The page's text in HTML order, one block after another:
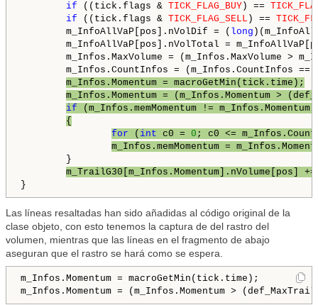
if ((tick.flags & TICK_FLAG_BUY ) ==
if ((tick.flags & TICK_FLAG_SELL ) ==
m_InfoAllVaP[pos].nVolDif = ( long
m_InfoAllVaP[pos].nVolTotal =
m_Infos.MaxVolume = (m_Infos.MaxVolume >
m_Infos.CountInfos = (m_Infos.CountInfos ==
m_Infos.Momentum = macroGetMin(tick.time);
m_Infos.Momentum = (m_Infos.Momentum >
if (m_Infos.memMomentum != m_Infos.Momentum)
{
for ( int c0 = 0 ; c0 <=
m_Infos.memMomentum =
}
m_TrailG30[m_Infos.Momentum].nVolume[pos]
Las líneas resaltadas han sido añadidas al código original de la
clase objeto, con esto tenemos la captura de del rastro del
volumen, mientras que las líneas en el fragmento de abajo
aseguran que el rastro se hará como se espera.
m_Infos.Momentum = macroGetMin(tick.time);
m_Infos.Momentum = (m_Infos.Momentum >